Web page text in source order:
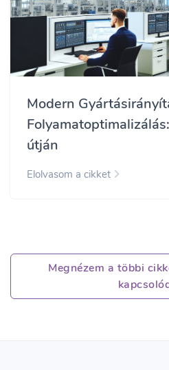
Modern
útján
Elolvasom a cikket
Megnézem a többi